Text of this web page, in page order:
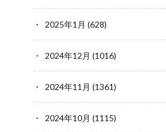
2025年1月 (628)
2024年12月 (1016)
2024年11月 (1361)
2024年10月 (1115)